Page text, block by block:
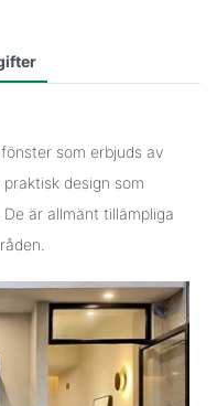
som erbjuds av
design som
är allmänt tillämpliga